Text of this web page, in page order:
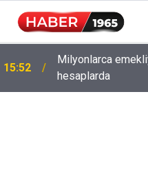
15:52
Milyonlarca
hesaplarda